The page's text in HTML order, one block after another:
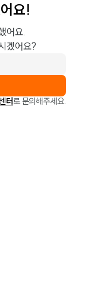
요!
어요.
겠어요?
터로 문의해주세요.